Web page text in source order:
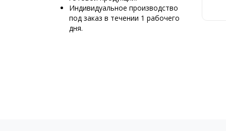
Индивидуальное производство
под заказ в течении 1 рабочего
дня.